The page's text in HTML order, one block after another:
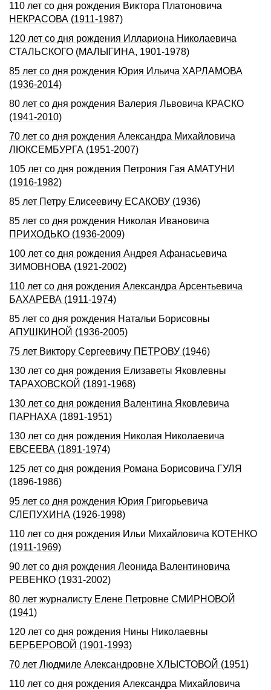
110 лет со дня рождения Виктора Платоновича
НЕКРАСОВА (1911-1987)
120 лет со дня рождения Иллариона Николаевича
СТАЛЬСКОГО (МАЛЫГИНА, 1901-1978)
85 лет со дня рождения Юрия Ильича ХАРЛАМОВА
(1936-2014)
80 лет со дня рождения Валерия Львовича КРАСКО
(1941-2010)
70 лет со дня рождения Александра Михайловича
ЛЮКСЕМБУРГА (1951-2007)
105 лет со дня рождения Петpония Гая АМАТУHИ
(1916-1982)
85 лет Петру Елисеевичу ЕСАКОВУ (1936)
85 лет со дня рождения Николая Ивановича
ПРИХОДЬКО (1936-2009)
100 лет со дня рождения Андрея Афанасьевича
ЗИМОВНОВА (1921-2002)
110 лет со дня pождения Александpа Аpсентьевича
БАХАРЕВА (1911-1974)
85 лет со дня рождения Натальи Борисовны
АПУШКИНОЙ (1936-2005)
75 лет Виктору Сергеевичу ПЕТРОВУ (1946)
130 лет со дня рождения Елизаветы Яковлевны
ТАРАХОВСКОЙ (1891-1968)
130 лет со дня рождения Валентина Яковлевича
ПАРНАХА (1891-1951)
130 лет со дня рождения Николая Николаевича
ЕВСЕЕВА (1891-1974)
125 лет со дня рождения Романа Борисовича ГУЛЯ
(1896-1986)
95 лет со дня рождения Юрия Григорьевича
СЛЕПУХИHА (1926-1998)
110 лет со дня рождения Ильи Михайловича КОТЕHКО
(1911-1969)
90 лет со дня рождения Леонида Валентиновича
РЕВЕНКО (1931-2002)
80 лет журналисту Елене Петровне СМИРНОВОЙ
(1941)
120 лет со дня рождения Нины Николаевны
БЕРБЕРОВОЙ (1901-1993)
70 лет Людмиле Александровне ХЛЫСТОВОЙ (1951)
110 лет со дня pождения Александpа Михайловича